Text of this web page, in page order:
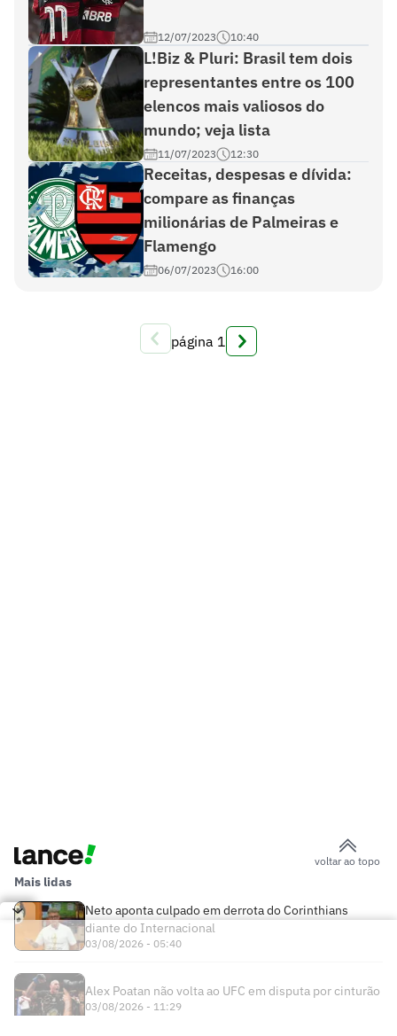
12/07/2023 10:40
L!Biz & Pluri: Brasil tem dois
representantes entre os 100
elencos mais valiosos do
mundo; veja lista
11/07/2023 12:30
Receitas, despesas e dívida:
compare as finanças
milionárias de Palmeiras e
Flamengo
06/07/2023 16:00
página 1
voltar ao topo
Mais lidas
Neto aponta culpado em derrota do Corinthians
diante do Internacional
03/08/2026 - 05:40
Alex Poatan não volta ao UFC em disputa por cinturão
03/08/2026 - 11:29